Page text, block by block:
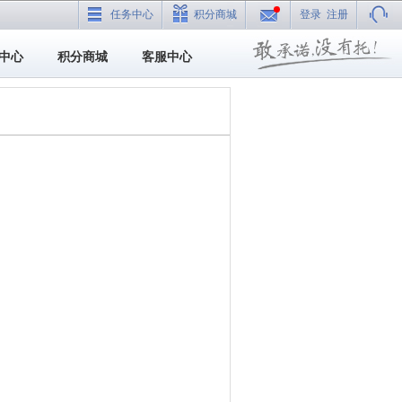
任务中心 积分商城 登录 注册
心 积分商城 客服中心